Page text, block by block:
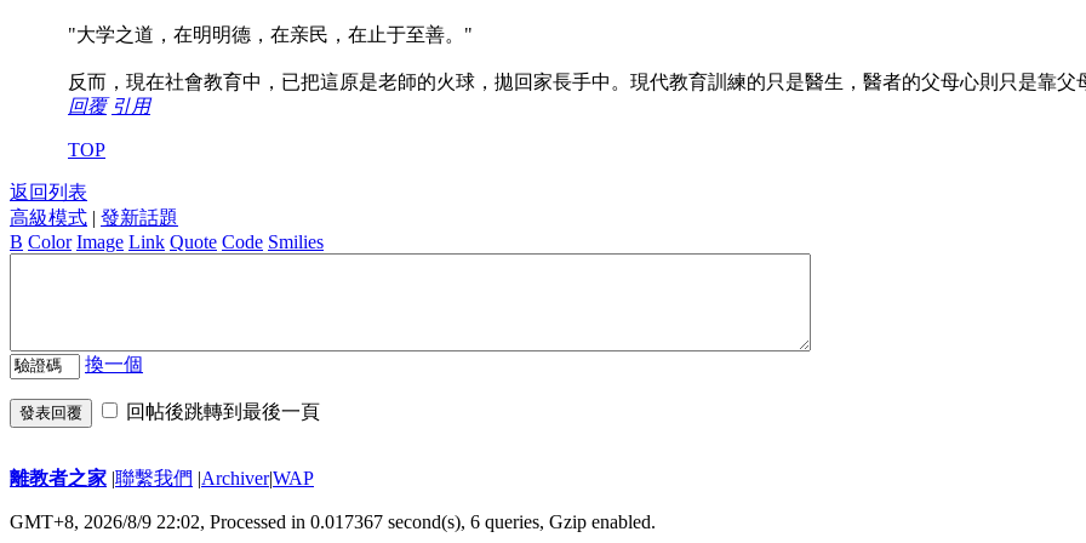
"大学之道，在明明德，在亲民，在止于至善。"
反而，現在社會教育中，已把這原是老師的火球，拋回家長手中。現代教育訓練的只是醫生，醫者的父母心則只是靠
回覆 引用
TOP
返回列表
高級模式 | 發新話題
B Color Image Link Quote Code Smilies
換一個
發表回覆 回帖後跳轉到最後一頁
離教者之家 |聯繫我們 |Archiver|WAP
GMT+8, 2026/8/9 22:02, Processed in 0.017367 second(s), 6 queries, Gzip enabled.